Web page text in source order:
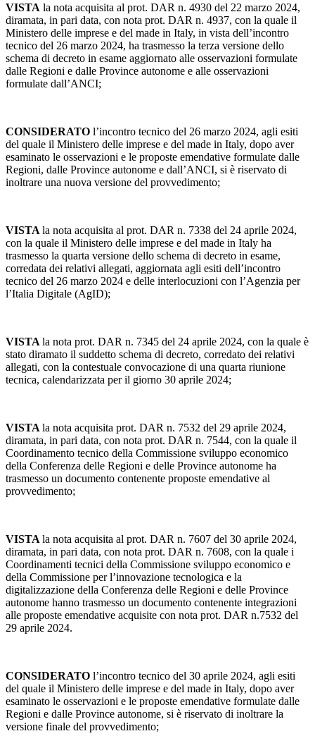
VISTA la nota acquisita al prot. DAR n. 4930 del 22 marzo 2024,
diramata, in pari data, con nota prot. DAR n. 4937, con la quale il
Ministero delle imprese e del made in Italy, in vista dell’incontro
tecnico del 26 marzo 2024, ha trasmesso la terza versione dello
schema di decreto in esame aggiornato alle osservazioni formulate
dalle Regioni e dalle Province autonome e alle osservazioni
formulate dall’ANCI;
CONSIDERATO l’incontro tecnico del 26 marzo 2024, agli esiti
del quale il Ministero delle imprese e del made in Italy, dopo aver
esaminato le osservazioni e le proposte emendative formulate dalle
Regioni, dalle Province autonome e dall’ANCI, si è riservato di
inoltrare una nuova versione del provvedimento;
VISTA la nota acquisita al prot. DAR n. 7338 del 24 aprile 2024,
con la quale il Ministero delle imprese e del made in Italy ha
trasmesso la quarta versione dello schema di decreto in esame,
corredata dei relativi allegati, aggiornata agli esiti dell’incontro
tecnico del 26 marzo 2024 e delle interlocuzioni con l’Agenzia per
l’Italia Digitale (AgID);
VISTA la nota prot. DAR n. 7345 del 24 aprile 2024, con la quale è
stato diramato il suddetto schema di decreto, corredato dei relativi
allegati, con la contestuale convocazione di una quarta riunione
tecnica, calendarizzata per il giorno 30 aprile 2024;
VISTA la nota acquisita prot. DAR n. 7532 del 29 aprile 2024,
diramata, in pari data, con nota prot. DAR n. 7544, con la quale il
Coordinamento tecnico della Commissione sviluppo economico
della Conferenza delle Regioni e delle Province autonome ha
trasmesso un documento contenente proposte emendative al
provvedimento;
VISTA la nota acquisita al prot. DAR n. 7607 del 30 aprile 2024,
diramata, in pari data, con nota prot. DAR n. 7608, con la quale i
Coordinamenti tecnici della Commissione sviluppo economico e
della Commissione per l’innovazione tecnologica e la
digitalizzazione della Conferenza delle Regioni e delle Province
autonome hanno trasmesso un documento contenente integrazioni
alle proposte emendative acquisite con nota prot. DAR n.7532 del
29 aprile 2024.
CONSIDERATO l’incontro tecnico del 30 aprile 2024, agli esiti
del quale il Ministero delle imprese e del made in Italy, dopo aver
esaminato le osservazioni e le proposte emendative formulate dalle
Regioni e dalle Province autonome, si è riservato di inoltrare la
versione finale del provvedimento;